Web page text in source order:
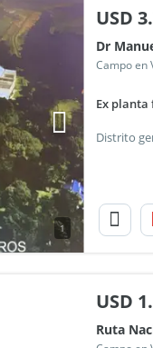
1
USD
Dr
Campo en
Ex planta
USD
Ruta